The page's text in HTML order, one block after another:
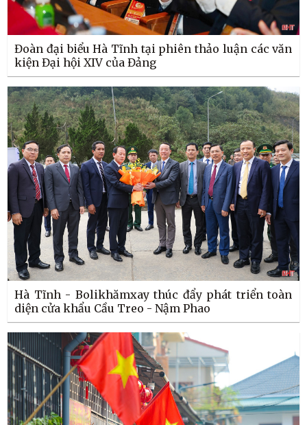
Đoàn đại biểu Hà Tĩnh tại phiên thảo luận các văn
kiện Đại hội XIV của Đảng
Hà Tĩnh - Bolikhămxay thúc đẩy phát triển toàn
diện cửa khẩu Cầu Treo - Nậm Phao